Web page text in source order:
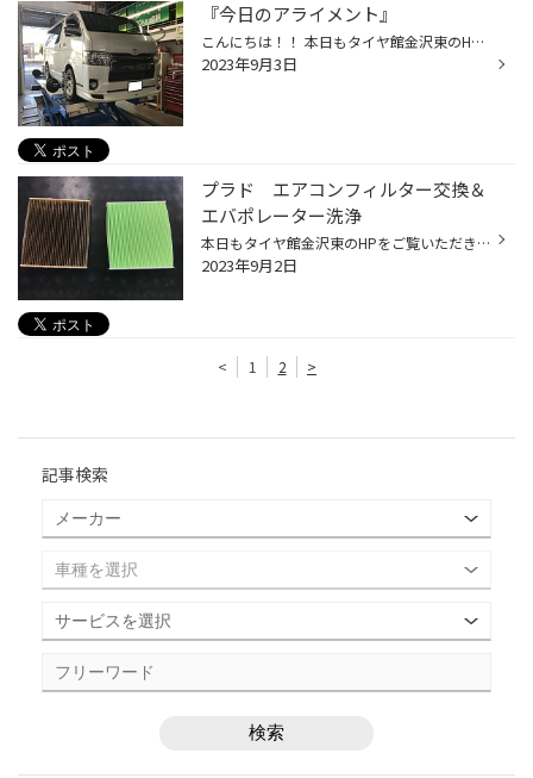
『今日のアライメント』
こんにちは！！ 本日もタイヤ館金沢東のHPをご覧いただきありがとうございます。 今日は『トヨタ ハイエース』のアライメント調整になります！ タイヤが偏摩耗するとの事でご依頼いただきました！ 測定した数字はフロントのキャンバーがマイナス（ネガティブ）になっていました。 内ベリの原因だと...
2023年9月3日
プラド エアコンフィルター交換＆
エバポレーター洗浄
本日もタイヤ館金沢東のHPをご覧いただきありがとうございます！ 今回は【トヨタ プラド】のエアコンフィルターの交換とエバポレーター洗浄になります！ 前回オイル交換でご来店いただいたときに、エアコンフィルターの無料点検をさせて頂きました！ その時のフィルターがすごく汚れていたことと、...
2023年9月2日
< 1 2 >
記事検索